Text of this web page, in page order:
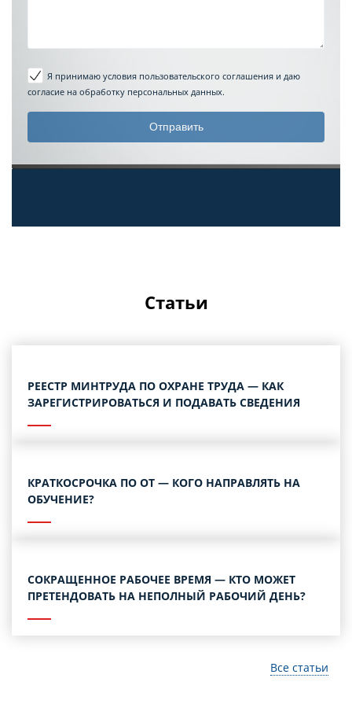
Я принимаю условия пользовательского соглашения и даю
согласие на обработку персональных данных.
Статьи
РЕЕСТР МИНТРУДА ПО ОХРАНЕ ТРУДА — КАК
ЗАРЕГИСТРИРОВАТЬСЯ И ПОДАВАТЬ СВЕДЕНИЯ
КРАТКОСРОЧКА ПО ОТ — КОГО НАПРАВЛЯТЬ НА
ОБУЧЕНИЕ?
СОКРАЩЕННОЕ РАБОЧЕЕ ВРЕМЯ — КТО МОЖЕТ
ПРЕТЕНДОВАТЬ НА НЕПОЛНЫЙ РАБОЧИЙ ДЕНЬ?
Все статьи